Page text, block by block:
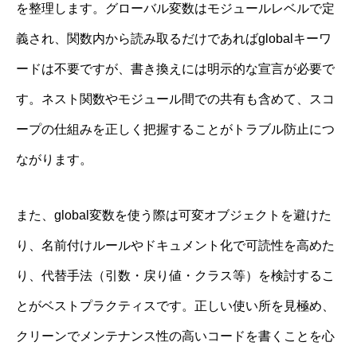
を整理します。グローバル変数はモジュールレベルで定
義され、関数内から読み取るだけであればglobalキーワ
ードは不要ですが、書き換えには明示的な宣言が必要で
す。ネスト関数やモジュール間での共有も含めて、スコ
ープの仕組みを正しく把握することがトラブル防止につ
ながります。
また、global変数を使う際は可変オブジェクトを避けた
り、名前付けルールやドキュメント化で可読性を高めた
り、代替手法（引数・戻り値・クラス等）を検討するこ
とがベストプラクティスです。正しい使い所を見極め、
クリーンでメンテナンス性の高いコードを書くことを心